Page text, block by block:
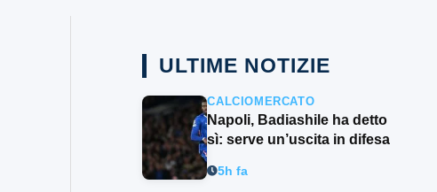
ULTIME NOTIZIE
CALCIOMERCATO
Napoli, Badiashile ha detto
sì: serve un’uscita in difesa
5h fa